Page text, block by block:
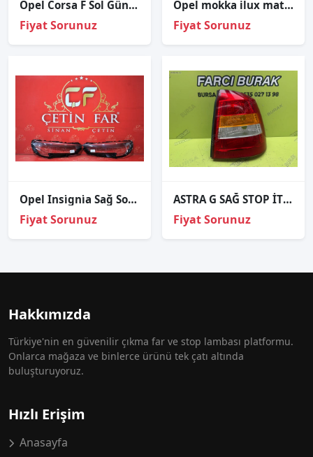
Opel Corsa F Sol Gündüz Led Modülü Sıfır Orj
Fiyat Sorunuz
Opel mokka ilux matri̇x sağ far sıfır orj mokka sağ far 1675887880
Fiyat Sorunuz
Opel Insi̇gni̇a Sağ Sol Far Cami 2021-2022
Fiyat Sorunuz
ASTRA G SAĞ STOP İTHAL SEDAN
Fiyat Sorunuz
Hakkımızda
Türkiye'nin en güvenilir çıkma far ve stop lambası platformu.
Onlarca mağaza ve binlerce ürünü tek çatı altında
buluşturuyoruz.
Hızlı Erişim
Anasayfa